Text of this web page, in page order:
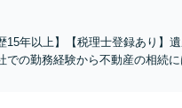
年以上】【税理士登録あり】
の勤務経験から不動産の相続に